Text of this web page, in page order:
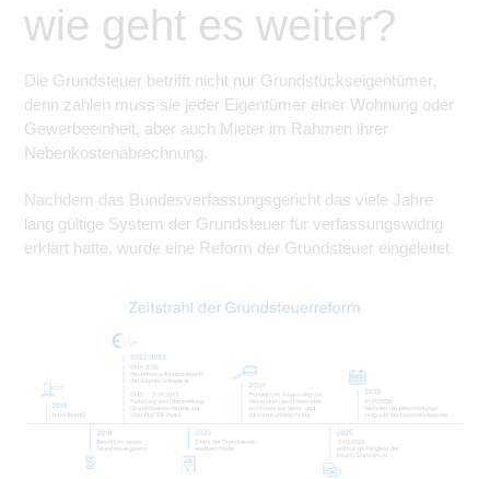
wie geht es weiter?
Die Grundsteuer betrifft nicht nur Grundstückseigentümer,
denn zahlen muss sie jeder Eigentümer einer Wohnung oder
Gewerbeeinheit, aber auch Mieter im Rahmen ihrer
Nebenkostenabrechnung.
Nachdem das Bundesverfassungsgericht das viele Jahre
lang gültige System der Grundsteuer für verfassungswidrig
erklärt hatte, wurde eine Reform der Grundsteuer eingeleitet.